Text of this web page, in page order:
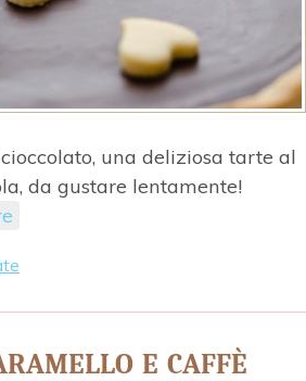
una deliziosa tarte al
da gustare lentamente!
e caffè